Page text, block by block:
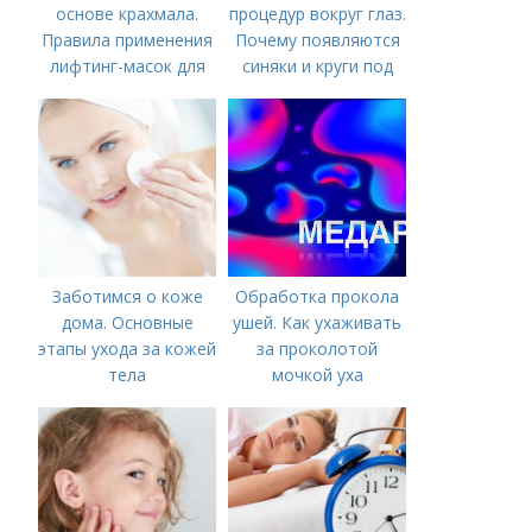
основе крахмала.
Правила применения
лифтинг-масок для
процедур вокруг глаз.
Почему появляются
синяки и круги под
Заботимся о коже
дома. Основные
этапы ухода за кожей
тела
Обработка прокола
ушей. Как ухаживать
за проколотой
мочкой уха